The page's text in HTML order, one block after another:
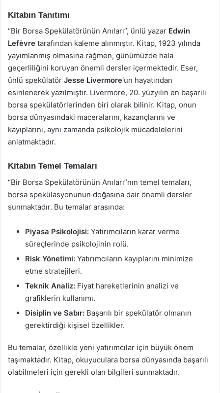
Kitabın Tanıtımı
“Bir Borsa Spekülatörünün Anıları”, ünlü yazar Edwin
Lefèvre tarafından kaleme alınmıştır. Kitap, 1923 yılında
yayımlanmış olmasına rağmen, günümüzde hala
geçerliliğini koruyan önemli dersler içermektedir. Eser,
ünlü spekülatör Jesse Livermore‘un hayatından
esinlenerek yazılmıştır. Livermore, 20. yüzyılın en başarılı
borsa spekülatörlerinden biri olarak bilinir. Kitap, onun
borsa dünyasındaki maceralarını, kazançlarını ve
kayıplarını, aynı zamanda psikolojik mücadelelerini
anlatmaktadır.
Kitabın Temel Temaları
“Bir Borsa Spekülatörünün Anıları”nın temel temaları,
borsa spekülasyonunun doğasına dair önemli dersler
sunmaktadır. Bu temalar arasında:
Piyasa Psikolojisi: Yatırımcıların karar verme
süreçlerinde psikolojinin rolü.
Risk Yönetimi: Yatırımcıların kayıplarını minimize
etme stratejileri.
Teknik Analiz: Fiyat hareketlerinin analizi ve
grafiklerin kullanımı.
Disiplin ve Sabır: Başarılı bir spekülatör olmanın
gerektirdiği kişisel özellikler.
Bu temalar, özellikle yeni yatırımcılar için büyük önem
taşımaktadır. Kitap, okuyuculara borsa dünyasında başarılı
olabilmeleri için gerekli olan bilgileri sunmaktadır.